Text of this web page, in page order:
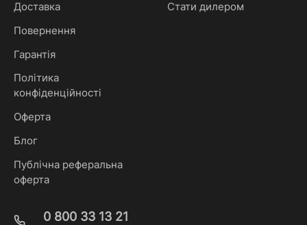
Доставка
Повернення
Гарантія
Політика
конфіденційності
Оферта
Блог
Публічна реферальна
оферта
Стати дилером
0 800 33 13 21